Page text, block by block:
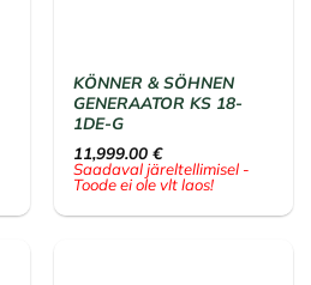
KÖNNER & SÖHNEN
GENERAATOR KS 18-
1DE-G
11,999.00€
Saadaval järeltellimisel -
Toode ei ole vlt laos!